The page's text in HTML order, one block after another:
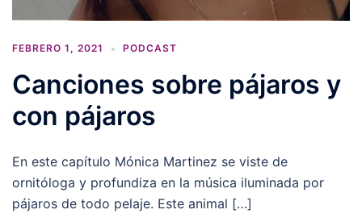
FEBRERO 1, 2021 PODCAST
Canciones sobre pájaros y
con pájaros
En este capítulo Mónica Martinez se viste de
ornitóloga y profundiza en la música iluminada por
pájaros de todo pelaje. Este animal […]